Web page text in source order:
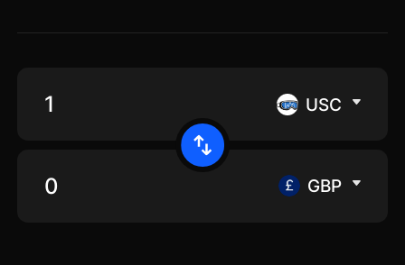
USC
GBP